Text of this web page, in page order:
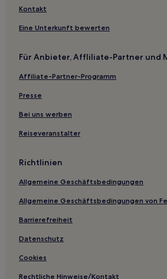
Kontakt
Eine Unterkunft bewerten
Für Anbieter, Affliliate-Partner und
Affiliate-Partner-Programm
Presse
Bei uns werben
Reiseveranstalter
Richtlinien
Allgemeine Geschäftsbedingungen
Allgemeine Geschäftsbedingungen von
Barrierefreiheit
Datenschutz
Cookies
Rechtliche Hinweise/Kontakt